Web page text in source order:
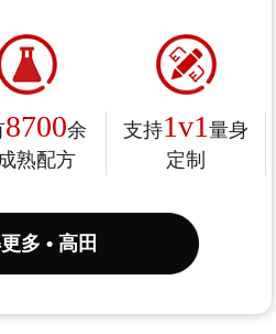
8700余
熟配方
支持1v1量身
定制
多 • 高田